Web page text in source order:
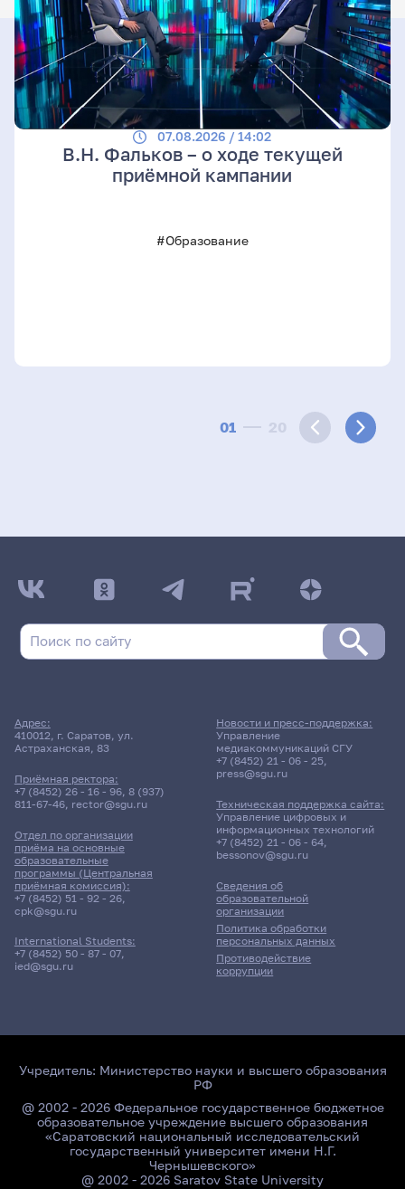
01 20
07.08.2026 / 14:02
В.Н. Фальков – о ходе текущей
приёмной кампании
#Образование
Адрес:
410012, г. Саратов, ул.
Астраханская, 83
Приёмная ректора:
+7 (8452) 26 - 16 - 96, 8 (937)
811-67-46, rector@sgu.ru
Отдел по организации
приёма на основные
образовательные
программы (Центральная
приёмная комиссия):
+7 (8452) 51 - 92 - 26,
cpk@sgu.ru
International Students:
+7 (8452) 50 - 87 - 07,
ied@sgu.ru
Сведения об
образовательной
организации
Политика обработки
персональных данных
Противодействие
коррупции
Новости и пресс-поддержка:
Управление
медиакоммуникаций СГУ
+7 (8452) 21 - 06 - 25,
press@sgu.ru
Техническая поддержка сайта:
Управление цифровых и
информационных технологий
+7 (8452) 21 - 06 - 64,
bessonov@sgu.ru
Учредитель: Министерство науки и высшего образования
РФ
@ 2002 - 2026 Федеральное государственное бюджетное
образовательное учреждение высшего образования
«Саратовский национальный исследовательский
государственный университет имени Н.Г.
Чернышевского»
@ 2002 - 2026 Saratov State University